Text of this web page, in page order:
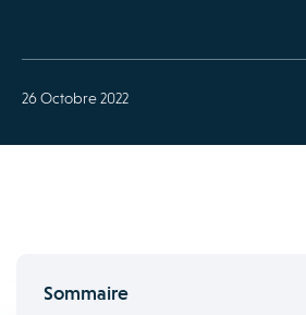
26 Octobre 2022
Sommaire